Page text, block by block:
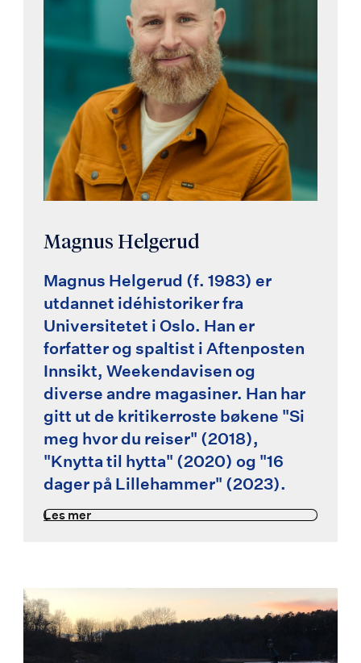
Magnus Helgerud
Magnus Helgerud (f. 1983) er
utdannet idéhistoriker fra
Universitetet i Oslo. Han er
forfatter og spaltist i Aftenposten
Innsikt, Weekendavisen og
diverse andre magasiner. Han har
gitt ut de kritikerroste bøkene "Si
meg hvor du reiser" (2018),
"Knytta til hytta" (2020) og "16
dager på Lillehammer" (2023).
Les mer